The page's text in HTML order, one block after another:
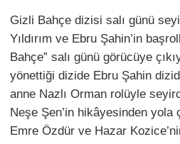
Gizli Bahçe dizisi salı günü
Yıldırım ve Ebru Şahin’in
Bahçe” salı günü görücüye
yönettiği dizide Ebru Şahin
anne Nazlı Orman rolüyle
Neşe Şen’in hikâyesinden yola
Emre Özdür ve Hazar